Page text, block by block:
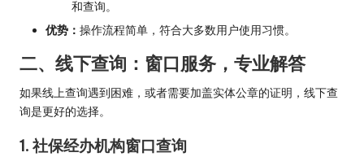
和查询。
优势： 操作流程简单，符合大多数用户使用习惯。
二、线下查询：窗口服务，专业解答
如果线上查询遇到困难，或者需要加盖实体公章的证明，线下查
询是更好的选择。
1. 社保经办机构窗口查询